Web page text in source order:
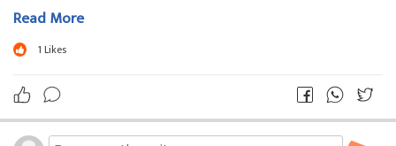
Read More
1 Likes